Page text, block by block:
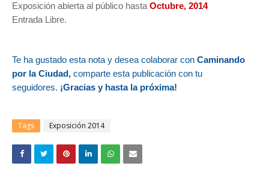
Exposición abierta al público hasta Octubre, 2014
Entrada Libre.
Te ha gustado esta nota y desea colaborar con Caminando
por la Ciudad, comparte esta publicación con tu
seguidores. ¡Gracias y hasta la próxima!
Tags Exposición 2014